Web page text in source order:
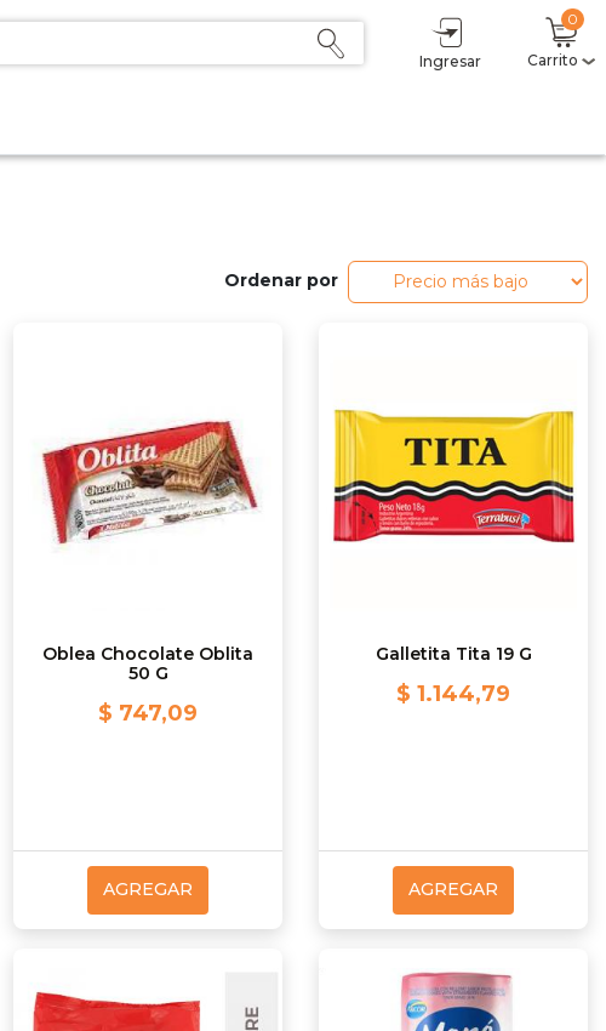
Ingresar
0
Carrito
Subtotal
$ 0,00
0
Ordenar por
Oblea Chocolate Oblita
50 G
$ 747,09
AGREGAR
Galletita Tita 19 G
$ 1.144,79
AGREGAR